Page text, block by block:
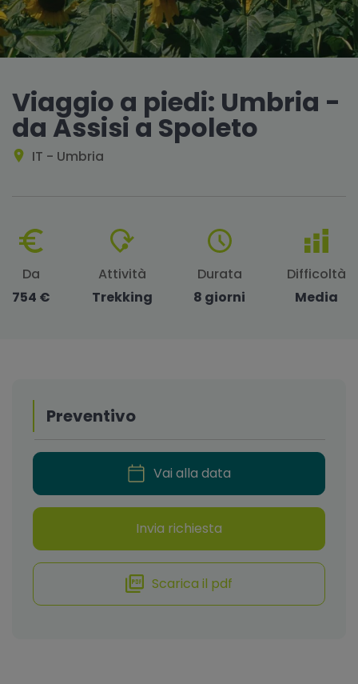
Viaggio a piedi: Umbria -
da Assisi a Spoleto
IT - Umbria
Da
754 €
Attività
Trekking
Durata
8 giorni
Difficoltà
Media
Preventivo
Vai alla data
Invia richiesta
Scarica il pdf